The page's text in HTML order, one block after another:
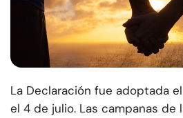
La Declaración fue adoptada
el 4 de julio. Las campanas de